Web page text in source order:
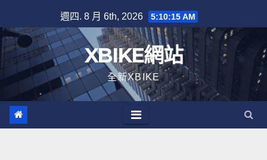
to
content
週四. 8 月 6th, 2026 5:10:16 AM
XBIKE網站
全新XBIKE